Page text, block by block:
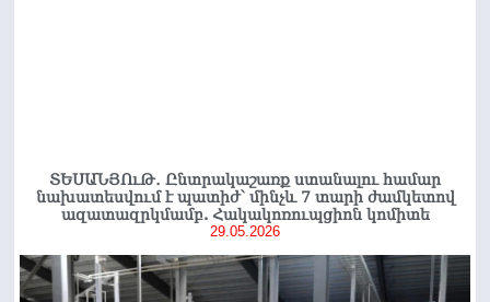
ՏԵՍԱՆՅՈւԹ․ Ընտրակաշառք ստանալու համար
նախատեսվում է պատիժ՝ մինչև 7 տարի ժամկետով
ազատազրկմամբ. Հակակոռուպցիոն կոմիտե
29.05.2026